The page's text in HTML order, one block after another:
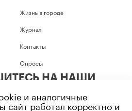
Жизнь в городе
Журнал
Контакты
Опросы
НА НАШИ
и аналогичные
сайт работал корректно и